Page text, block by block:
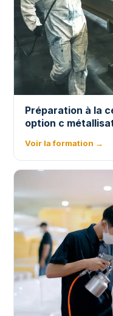
Préparation à la
option c
Voir la formation →